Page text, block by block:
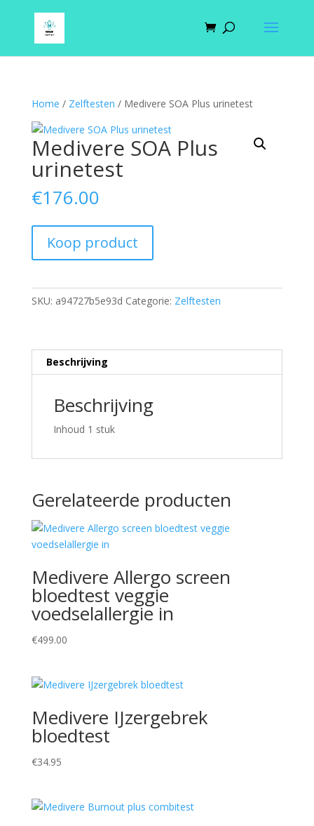
Home / Zelftesten / Medivere SOA Plus urinetest
Medivere SOA Plus
urinetest
€176.00
Koop product
SKU: a94727b5e93d Categorie: Zelftesten
Beschrijving
Beschrijving
Inhoud 1 stuk
Gerelateerde producten
Medivere Allergo screen
bloedtest veggie
voedselallergie in
€499.00
Medivere IJzergebrek
bloedtest
€34.95